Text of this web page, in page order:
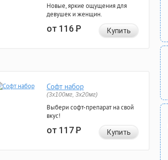
Новые, яркие ощущения для
девушек и женщин.
от 116Р Купить
Софт набор
(3x100мг, 3x20мг)
Выбери софт-препарат на свой
вкус!
от 117Р Купить